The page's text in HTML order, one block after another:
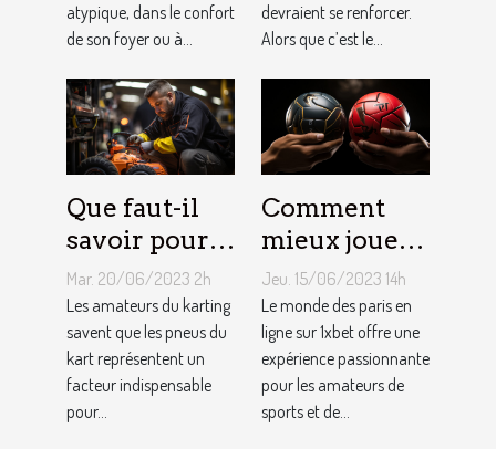
atypique, dans le confort
de son foyer ou à...
devraient se renforcer.
Alors que c’est le...
Que faut-il
savoir pour
un meilleur
ajustement
de la
pression des
pneus de
Kart ?
Mar. 20/06/2023 2h
Les amateurs du karting
savent que les pneus du
kart représentent un
facteur indispensable
pour...
Comment
mieux jouer
pour gagner
au jeu
1XBET ?
Jeu. 15/06/2023 14h
Le monde des paris en
ligne sur 1xbet offre une
expérience passionnante
pour les amateurs de
sports et de...